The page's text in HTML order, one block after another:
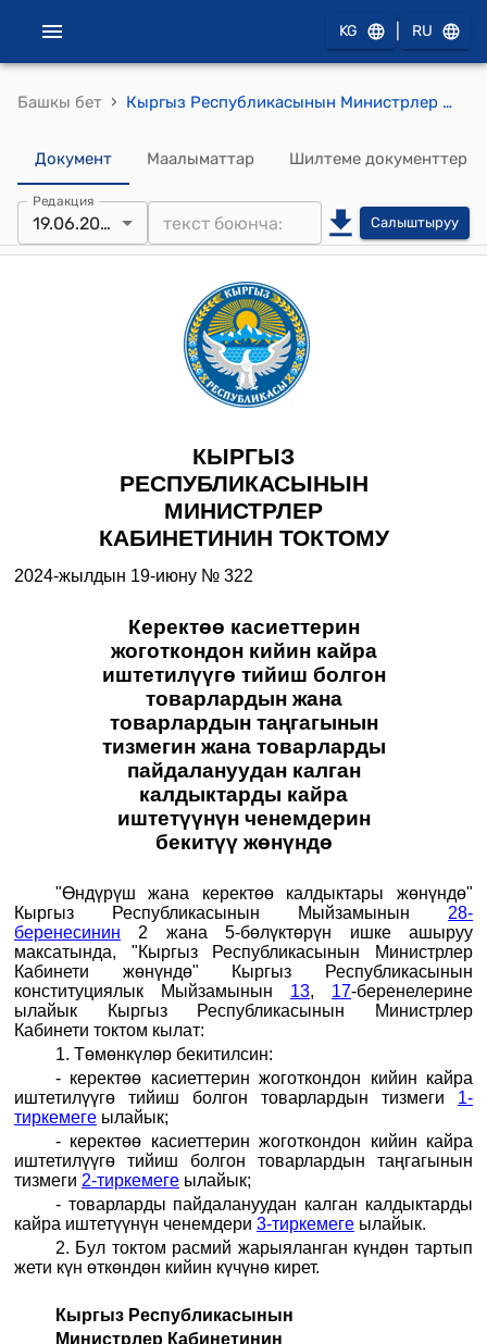
KG RU
Башкы бет › Кыргыз Республикасынын Министрлер Кабинетинин 2024-жылдын 19-июнундагы № 322 "Керектөө касиеттерин жоготкондон кийин кайра иштетилүүгө тийиш болгон товарлардын жана товарлардын таңгагынын тизмегин жана товарларды пайдалануудан калган калдыктарды кайра иштетүүнүн ченемдерин бекитүү жөнүндө" токтому
Документ Маалыматтар Шилтеме документтер
Редакция
19.06.2024 Салыштыруу